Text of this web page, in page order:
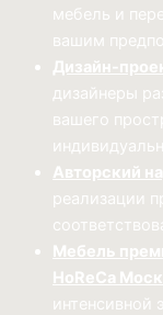
мебель и
вашим
Дизайн-
дизайнеры
вашего
Авторский
реализации
Мебель
HoReCa
интенсивной